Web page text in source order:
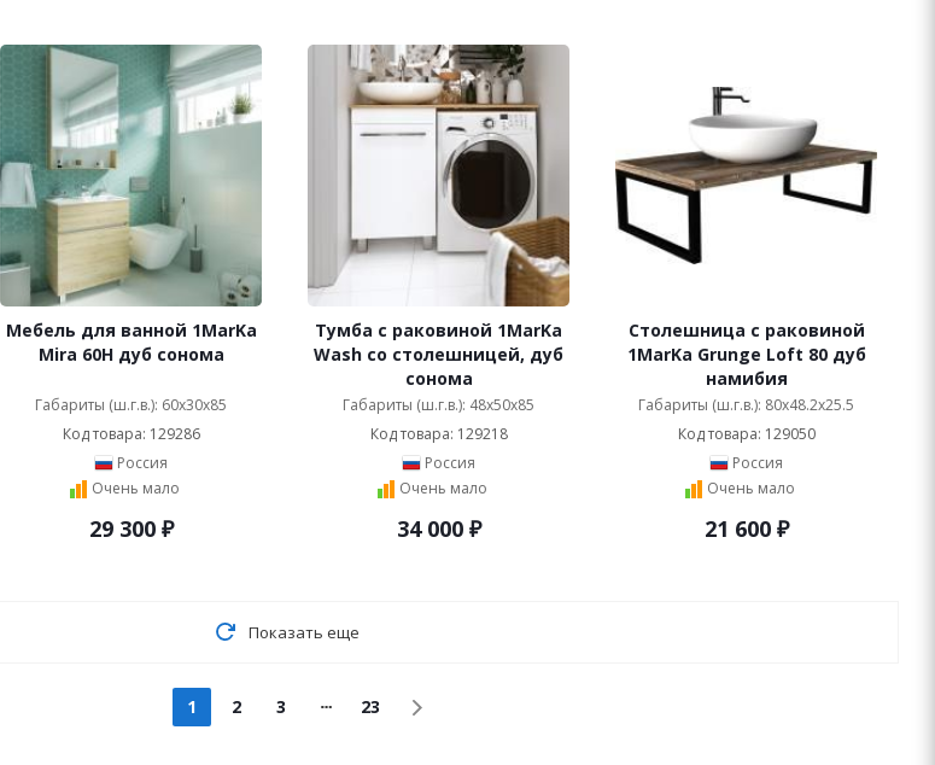
Мебель для ванной 1MarKa
Mira 60H дуб сонома
Габариты (ш.г.в.): 60x30x85
Код товара: 129286
Россия
Очень мало
29 300₽
Тумба с раковиной 1MarKa
Wash со столешницей, дуб
сонома
Габариты (ш.г.в.): 48x50x85
Код товара: 129218
Россия
Очень мало
34 000₽
Столешница с раковиной
1MarKa Grunge Loft 80 дуб
намибия
Габариты (ш.г.в.): 80x48.2x25.5
Код товара: 129050
Россия
Очень мало
21 600₽
Показать еще
1 2 3 23